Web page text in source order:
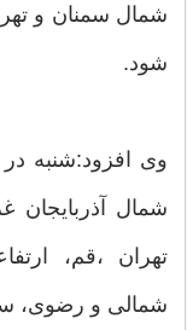
شمال سمنان و
شود.
وی افزود:شنبه در
شمال آذربایجان
تهران ،قم،
شمالی و رضوی،